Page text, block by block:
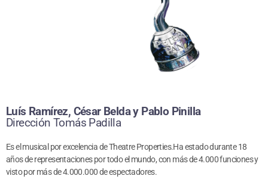
Luís Ramírez, César Belda y Pablo Pinilla
Dirección Tomás Padilla
Es el musical por excelencia de Theatre Properties.Ha estado durante 18
años de representaciones por todo el mundo, con más de 4.000 funciones y
visto por más de 4.000.000 de espectadores.